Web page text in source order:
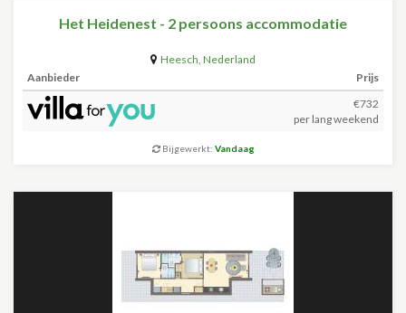
Het Heidenest - 2 persoons accommodatie
Heesch, Nederland
Aanbieder
Prijs
€732
per lang weekend
Bijgewerkt: Vandaag